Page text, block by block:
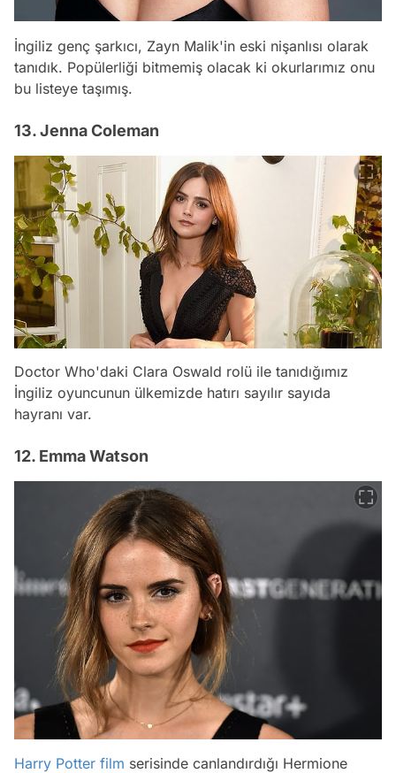
İngiliz genç şarkıcı, Zayn Malik'in eski nişanlısı olarak
tanıdık. Popülerliği bitmemiş olacak ki okurlarımız onu
bu listeye taşımış.
13. Jenna Coleman
Doctor Who'daki Clara Oswald rolü ile tanıdığımız
İngiliz oyuncunun ülkemizde hatırı sayılır sayıda
hayranı var.
12. Emma Watson
Harry Potter film serisinde canlandırdığı Hermione